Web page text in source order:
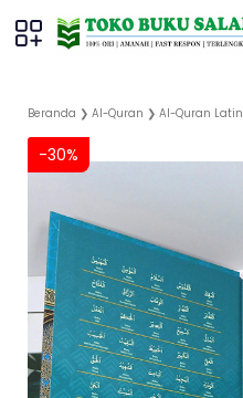
Beranda ❯ Al-Quran ❯ Al-Quran Latin
-30%